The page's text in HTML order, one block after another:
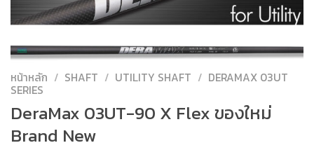
หน้าหลัก / SHAFT / UTILITY SHAFT / DERAMAX 03UT
SERIES
DeraMax 03UT-90 X Flex ของใหม่
Brand New